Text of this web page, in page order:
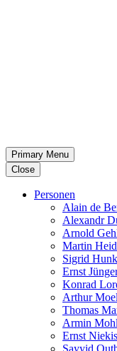
Primary Menu
Close
Per­so­nen
Alain de
Alex­andr
Arnold
Martin
Sigrid
Ernst
Konrad
Arthur
Thomas
Armin
Ernst
Sayyid